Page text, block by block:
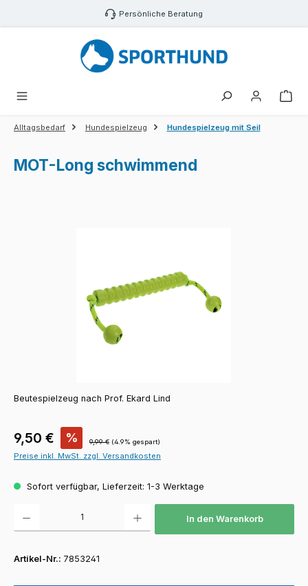
Zum Hauptinhalt springen Persönliche Beratung
Alltagsbedarf Hundespielzeug Hundespielzeug mit Seil
MOT-Long schwimmend
Beutespielzeug nach Prof. Ekard Lind
Verkaufspreis:
9,50 € % Regulärer Preis:
9,99 € (4.9% gespart)
Preise inkl. MwSt. zzgl. Versandkosten
Sofort verfügbar, Lieferzeit: 1-3 Werktage
In den Warenkorb
Artikel-Nr.: 7853241